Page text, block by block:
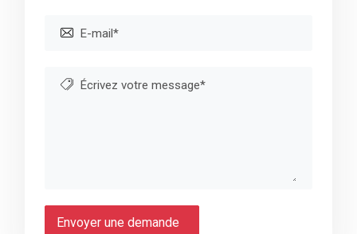
Envoyer une demande